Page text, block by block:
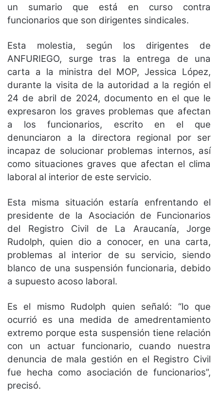
un sumario que está en curso contra
funcionarios que son dirigentes sindicales.
Esta molestia, según los dirigentes de
ANFURIEGO, surge tras la entrega de una
carta a la ministra del MOP, Jessica López,
durante la visita de la autoridad a la región el
24 de abril de 2024, documento en el que le
expresaron los graves problemas que afectan
a los funcionarios, escrito en el que
denunciaron a la directora regional por ser
incapaz de solucionar problemas internos, así
como situaciones graves que afectan el clima
laboral al interior de este servicio.
Esta misma situación estaría enfrentando el
presidente de la Asociación de Funcionarios
del Registro Civil de La Araucanía, Jorge
Rudolph, quien dio a conocer, en una carta,
problemas al interior de su servicio, siendo
blanco de una suspensión funcionaria, debido
a supuesto acoso laboral.
Es el mismo Rudolph quien señaló: “lo que
ocurrió es una medida de amedrentamiento
extremo porque esta suspensión tiene relación
con un actuar funcionario, cuando nuestra
denuncia de mala gestión en el Registro Civil
fue hecha como asociación de funcionarios”,
precisó.